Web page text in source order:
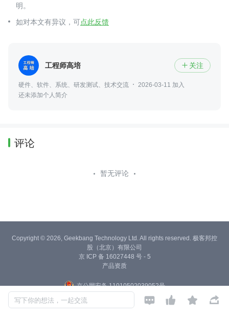
明。
如对本文有异议，可点此反馈
工程师高培  关注
硬件、软件、系统、研发测试、技术交流
2026-03-11 加入
还未添加个人简介
评论
暂无评论
写下你的想法，一起交流    
Copyright © 2026, Geekbang Technology Ltd. All rights reserved. 极客邦控
股（北京）有限公司
京 ICP 备 16027448 号 - 5
产品资质
京公网安备 11010502039052号